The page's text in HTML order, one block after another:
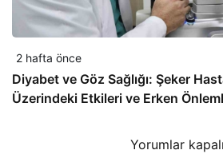
2 hafta önce
Diyabet ve Göz Sağlığı: Şeker
Üzerindeki Etkileri ve Erken
Yorumlar